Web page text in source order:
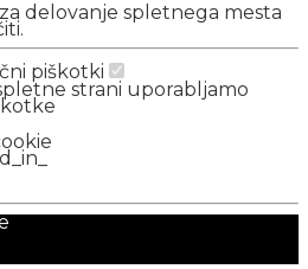
delovanje spletnega mesta
piškotki
strani uporabljamo